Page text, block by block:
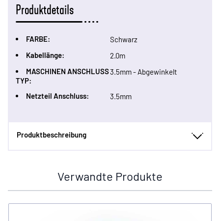
Produktdetails
FARBE:
Schwarz
Kabellänge:
2.0m
MASCHINEN ANSCHLUSS
TYP:
3.5mm - Abgewinkelt
Netzteil Anschluss: 3.5mm
Produktbeschreibung
Verwandte Produkte